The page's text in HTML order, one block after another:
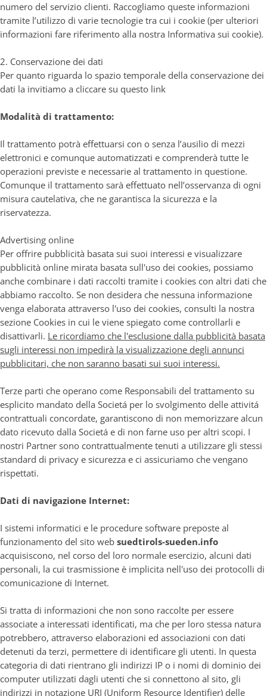
numero del servizio clienti. Raccogliamo queste informazioni
tramite l’utilizzo di varie tecnologie tra cui i cookie (per ulteriori
informazioni fare riferimento alla nostra Informativa sui cookie).
2. Conservazione dei dati
Per quanto riguarda lo spazio temporale della conservazione dei
dati la invitiamo a cliccare su questo link
Modalità di trattamento:
Il trattamento potrà effettuarsi con o senza l’ausilio di mezzi
elettronici e comunque automatizzati e comprenderà tutte le
operazioni previste e necessarie al trattamento in questione.
Comunque il trattamento sarà effettuato nell’osservanza di ogni
misura cautelativa, che ne garantisca la sicurezza e la
riservatezza.
Advertising online
Per offrire pubblicità basata sui suoi interessi e visualizzare
pubblicità online mirata basata sull'uso dei cookies, possiamo
anche combinare i dati raccolti tramite i cookies con altri dati che
abbiamo raccolto. Se non desidera che nessuna informazione
venga elaborata attraverso l'uso dei cookies, consulti la nostra
sezione Cookies in cui le viene spiegato come controllarli e
disattivarli. Le ricordiamo che l'esclusione dalla pubblicità basata
sugli interessi non impedirà la visualizzazione degli annunci
pubblicitari, che non saranno basati sui suoi interessi.
Terze parti che operano come Responsabili del trattamento su
esplicito mandato della Societá per lo svolgimento delle attivitá
contrattuali concordate, garantiscono di non memorizzare alcun
dato ricevuto dalla Societá e di non farne uso per altri scopi. I
nostri Partner sono contrattualmente tenuti a utilizzare gli stessi
standard di privacy e sicurezza e ci assicuriamo che vengano
rispettati.
Dati di navigazione Internet:
I sistemi informatici e le procedure software preposte al
funzionamento del sito web suedtirols-sueden.info
acquisiscono, nel corso del loro normale esercizio, alcuni dati
personali, la cui trasmissione è implicita nell'uso dei protocolli di
comunicazione di Internet.
Si tratta di informazioni che non sono raccolte per essere
associate a interessati identificati, ma che per loro stessa natura
potrebbero, attraverso elaborazioni ed associazioni con dati
detenuti da terzi, permettere di identificare gli utenti. In questa
categoria di dati rientrano gli indirizzi IP o i nomi di dominio dei
computer utilizzati dagli utenti che si connettono al sito, gli
indirizzi in notazione URI (Uniform Resource Identifier) delle